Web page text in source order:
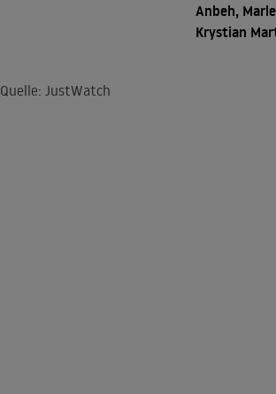
Anbeh,
Krystian
Quelle: JustWatch